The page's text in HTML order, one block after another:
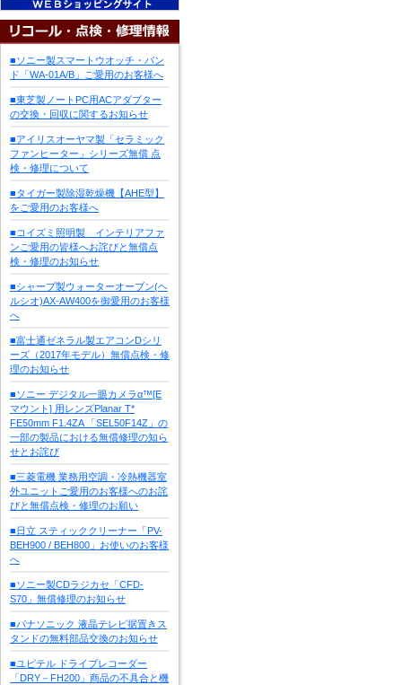
■ソニー製スマートウオッチ・バン
ド「WA-01A/B」ご愛用のお客様へ
■東芝製ノートPC用ACアダプター
の交換・回収に関するお知らせ
■アイリスオーヤマ製「セラミック
ファンヒーター」シリーズ無償 点
検・修理について
■タイガー製除湿乾燥機【AHE型】
をご愛用のお客様へ
■コイズミ照明製 インテリアファ
ンご愛用の皆様へお詫びと無償点
検・修理のお知らせ
■シャープ製ウォーターオーブン(ヘ
ルシオ)AX-AW400を御愛用のお客様
へ
■富士通ゼネラル製エアコンDシリ
ーズ（2017年モデル）無償点検・修
理のお知らせ
■ソニー デジタル一眼カメラα™[E
マウント] 用レンズPlanar T*
FE50mm F1.4ZA 「SEL50F14Z」の
一部の製品における無償修理の知ら
せとお詫び
■三菱電機 業務用空調・冷熱機器室
外ユニットご愛用のお客様へのお詫
びと無償点検・修理のお願い
■日立 スティッククリーナー「PV-
BEH900 / BEH800」お使いのお客様
へ
■ソニー製CDラジカセ「CFD-
S70」無償修理のお知らせ
■パナソニック 液晶テレビ据置きス
タンドの無料部品交換のお知らせ
■ユピテル ドライブレコーダー
「DRY－FH200」商品の不具合と機